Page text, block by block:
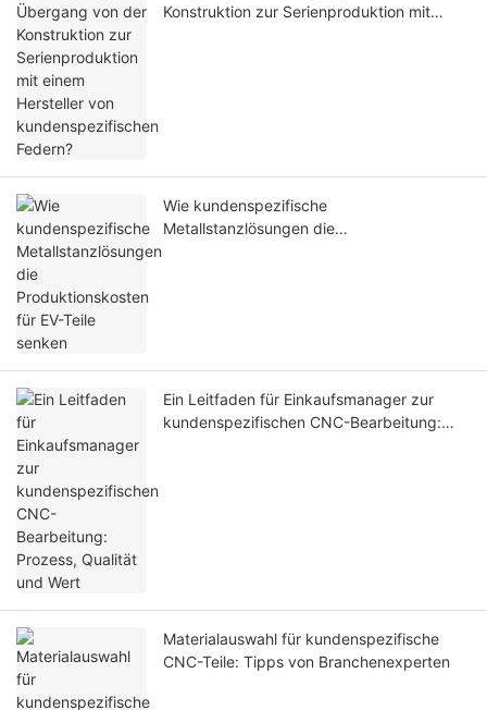
Konstruktion zur Serienproduktion mit
Wie kundenspezifische
Metallstanzlösungen die
Ein Leitfaden für Einkaufsmanager zur
kundenspezifischen CNC-Bearbeitung:
Materialauswahl für kundenspezifische
CNC-Teile: Tipps von Branchenexperten